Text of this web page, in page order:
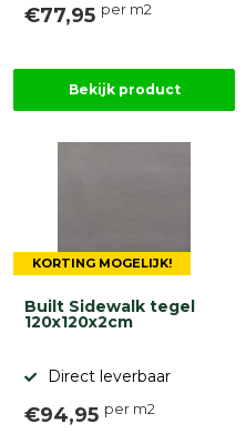
€77,95 per m2
Bekijk product
KORTING MOGELIJK!
Built Sidewalk tegel
120x120x2cm
Direct leverbaar
€94,95 per m2